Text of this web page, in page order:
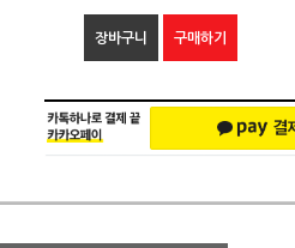
장바구니 구매하기